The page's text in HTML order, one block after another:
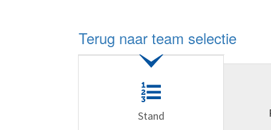
Terug naar team selectie
Stand